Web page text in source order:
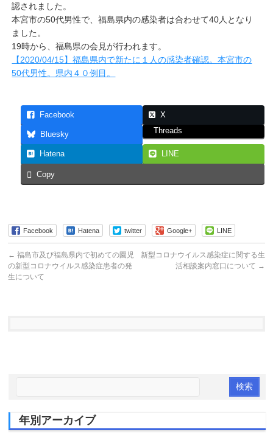
認されました。
本宮市の50代男性で、福島県内の感染者は合わせて40人となり
ました。
19時から、福島県の会見が行われます。
【2020/04/15】福島県内で新たに１人の感染者確認。本宮市の
50代男性。県内４０例目。
Facebook X
Bluesky Threads
Hatena LINE
Copy
Facebook Hatena twitter Google+ LINE
← 福島市及び福島県内で初めての園児
の新型コロナウイルス感染症患者の発
生について
新型コロナウイルス感染症に関する生
活相談案内窓口について →
年別アーカイブ